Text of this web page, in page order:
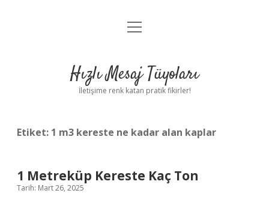
Anasayfa
Yasal Uyarı
menüyü
Hızlı Mesaj Tüyoları
İletişime renk katan pratik fikirler!
Etiket: 1 m3 kereste ne kadar alan kaplar
1 Metreküp Kereste Kaç Ton
Tarih: Mart 26, 2025